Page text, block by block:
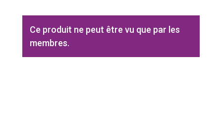
Ce produit ne peut être vu que par les
membres.